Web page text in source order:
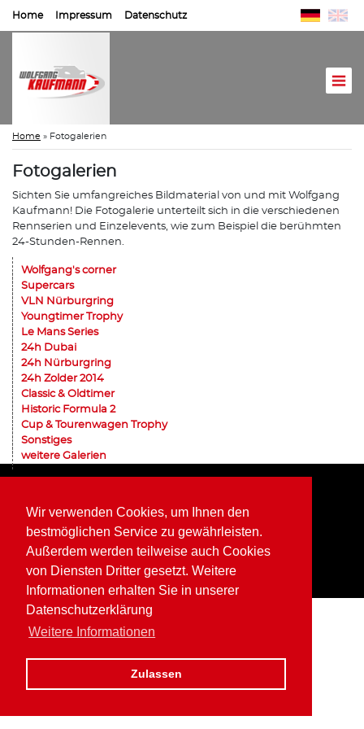
Wir verwenden Cookies, um Ihnen den
bestmöglichen Service zu gewährleisten.
Außerdem werden teilweise auch Cookies
von Diensten Dritter gesetzt. Weitere
Informationen erhalten Sie in unserer
Datenschutzerklärung
Weitere Informationen
Zulassen
Home Impressum Datenschutz
Home » Fotogalerien
Fotogalerien
Sichten Sie umfangreiches Bildmaterial von und mit Wolfgang
Kaufmann! Die Fotogalerie unterteilt sich in die verschiedenen
Rennserien und Einzelevents, wie zum Beispiel die berühmten
24-Stunden-Rennen.
Wolfgang's corner
Supercars
VLN Nürburgring
Youngtimer Trophy
Le Mans Series
24h Dubai
24h Nürburgring
24h Zolder 2014
Classic & Oldtimer
Historic Formula 2
Cup & Tourenwagen Trophy
Sonstiges
weitere Galerien